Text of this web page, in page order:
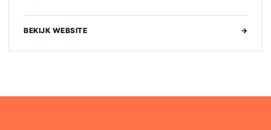
BEKIJK WEBSITE →